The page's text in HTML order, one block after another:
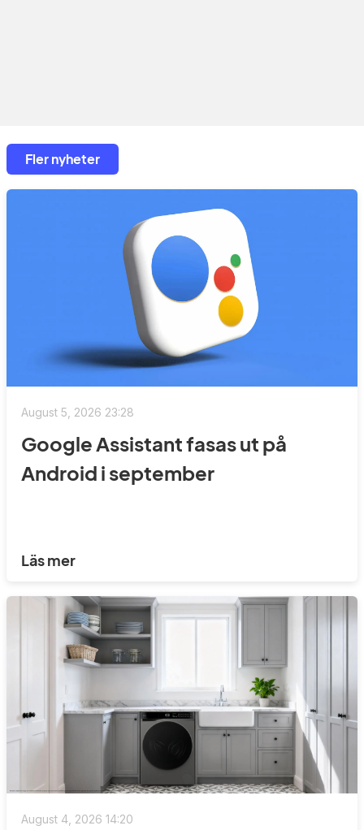
Fler nyheter
August 5, 2026 23:28
Google Assistant fasas ut på
Android i september
Läs mer
August 4, 2026 14:20